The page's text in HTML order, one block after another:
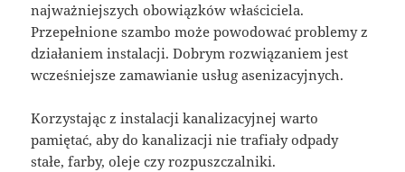
najważniejszych obowiązków właściciela.
Przepełnione szambo może powodować problemy z
działaniem instalacji. Dobrym rozwiązaniem jest
wcześniejsze zamawianie usług asenizacyjnych.
Korzystając z instalacji kanalizacyjnej warto
pamiętać, aby do kanalizacji nie trafiały odpady
stałe, farby, oleje czy rozpuszczalniki.